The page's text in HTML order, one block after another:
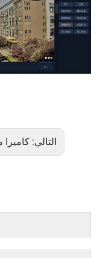
التالي: كاميرا